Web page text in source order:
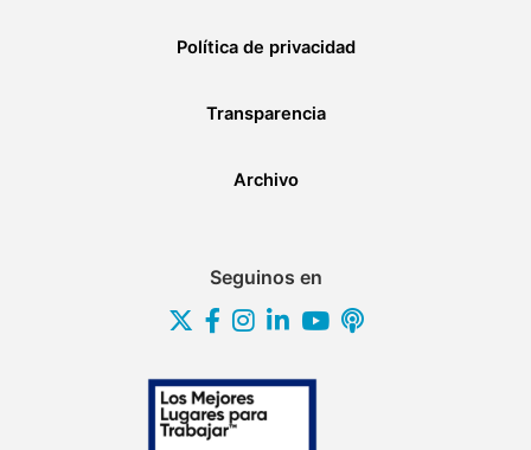
Política de privacidad
Transparencia
Archivo
Seguinos en